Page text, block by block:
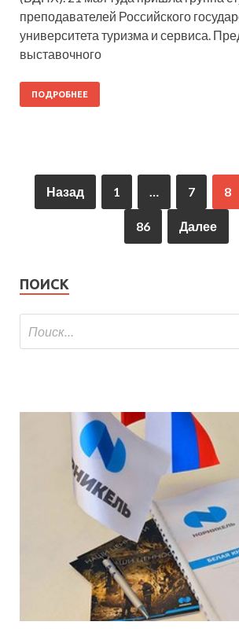
преподавателей Российского
университета туризма и сервиса.
выставочного
ПОДРОБНЕЕ
Назад 1 … 7 8
86 Далее
ПОИСК